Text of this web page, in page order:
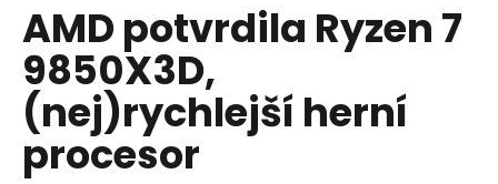
AMD potvrdila Ryzen 7
9850X3D,
(nej)rychlejší herní
procesor